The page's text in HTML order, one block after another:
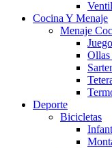
Cocina Y Menaje
Menaje
Ollas
Deporte
Bicicletas